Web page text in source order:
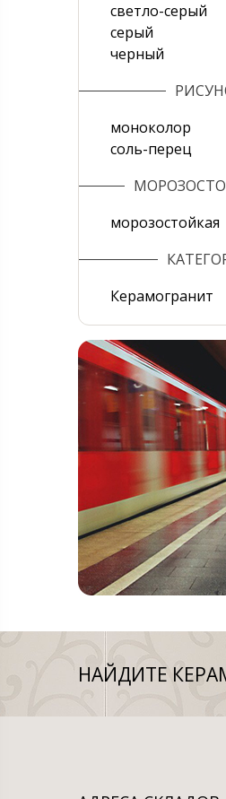
светло-серый
серый
черный
моноколор
соль-перец
морозостойкая
Керамогранит
НАЙДИТЕ